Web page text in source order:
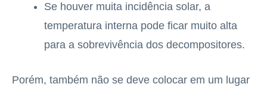
Se houver muita incidência solar, a
temperatura interna pode ficar muito alta
para a sobrevivência dos decompositores.
Porém, também não se deve colocar em um lugar